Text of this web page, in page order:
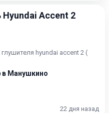
Hyundai Accent 2
hyundai accent 2 (
в Манушкино
22 дня назад